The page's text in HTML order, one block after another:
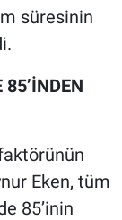
süresinin
Eken, tüm
85’inin